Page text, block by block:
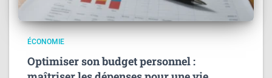
ÉCONOMIE
Optimiser son budget personnel :